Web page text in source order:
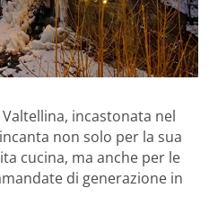
incastonata nel
non solo per la sua
cucina, ma anche per le
di generazione in